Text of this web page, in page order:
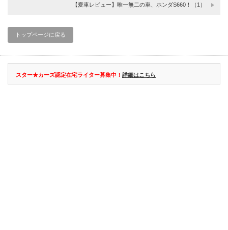
【愛車レビュー】唯一無二の車、ホンダS660！（1）
トップページに戻る
スター★カーズ認定在宅ライター募集中！ 詳細はこちら